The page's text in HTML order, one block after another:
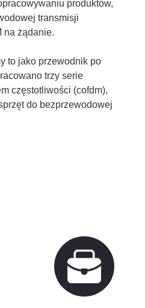
produktów,
transmisji
na żądanie.
to jako przewodnik po
trzy serie
częstotliwości (cofdm),
do bezprzewodowej